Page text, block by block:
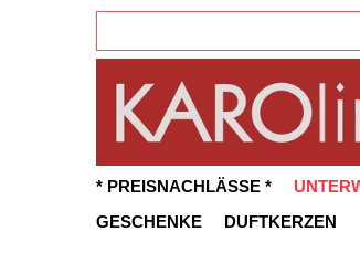
* PREISNACHLÄSSE *
GESCHENKE
DUFTKERZEN